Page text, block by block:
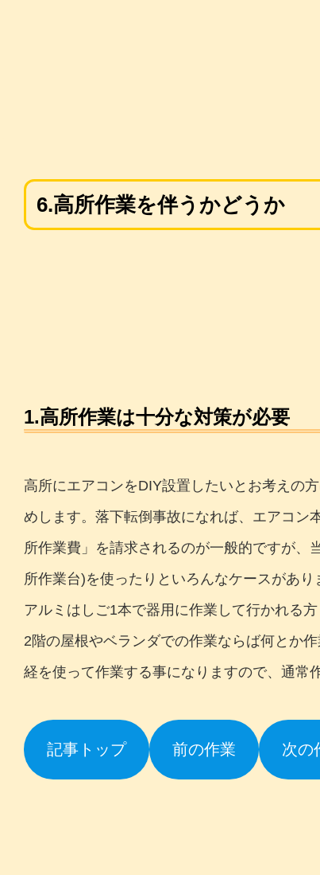
6.高所作業を伴うかどうか
1.高所作業は十分な対策が必要
高所にエアコンをDIY設置したいとお考えの
めします。落下転倒事故になれば、エアコン
所作業費」を請求されるのが一般的ですが、
所作業台)を使ったりといろんなケースがあり
アルミはしご1本で器用に作業して行かれる
2階の屋根やベランダでの作業ならば何とか
経を使って作業する事になりますので、通常
記事トップ 前の作業 次の